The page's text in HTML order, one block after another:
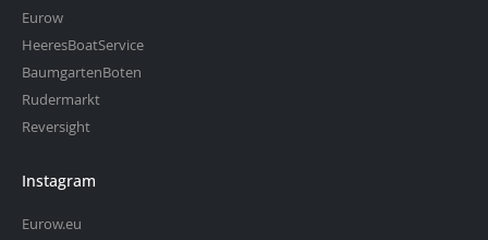
Eurow
HeeresBoatService
BaumgartenBoten
Rudermarkt
Reversight
Instagram
Eurow.eu